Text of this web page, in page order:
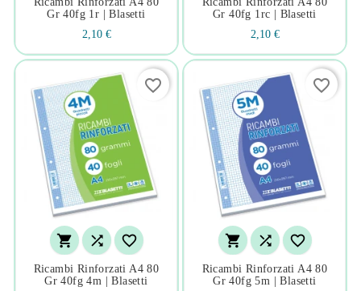
Gr 40fg 1r | Blasetti
2,10 €
Gr 40fg 1rc | Blasetti
2,10 €
  
Ricambi Rinforzati A4 80
Gr 40fg 4m | Blasetti
favorite_border
  
Ricambi Rinforzati A4 80
Gr 40fg 5m | Blasetti
favorite_border